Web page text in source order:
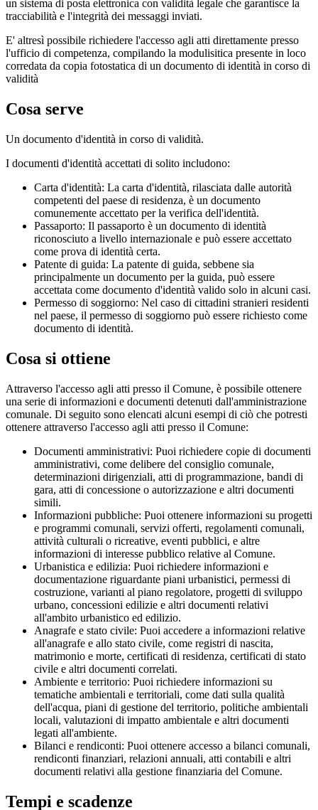
un sistema di posta elettronica con validità legale che garantisce la
tracciabilità e l'integrità dei messaggi inviati.
E' altresì possibile richiedere l'accesso agli atti direttamente presso
l'ufficio di competenza, compilando la modulisitica presente in loco
corredata da copia fotostatica di un documento di identità in corso di
validità
Cosa serve
Un documento d'identità in corso di validità.
I documenti d'identità accettati di solito includono:
Carta d'identità: La carta d'identità, rilasciata dalle autorità
competenti del paese di residenza, è un documento
comunemente accettato per la verifica dell'identità.
Passaporto: Il passaporto è un documento di identità
riconosciuto a livello internazionale e può essere accettato
come prova di identità certa.
Patente di guida: La patente di guida, sebbene sia
principalmente un documento per la guida, può essere
accettata come documento d'identità valido solo in alcuni casi.
Permesso di soggiorno: Nel caso di cittadini stranieri residenti
nel paese, il permesso di soggiorno può essere richiesto come
documento di identità.
Cosa si ottiene
Attraverso l'accesso agli atti presso il Comune, è possibile ottenere
una serie di informazioni e documenti detenuti dall'amministrazione
comunale. Di seguito sono elencati alcuni esempi di ciò che potresti
ottenere attraverso l'accesso agli atti presso il Comune:
Documenti amministrativi: Puoi richiedere copie di documenti
amministrativi, come delibere del consiglio comunale,
determinazioni dirigenziali, atti di programmazione, bandi di
gara, atti di concessione o autorizzazione e altri documenti
simili.
Informazioni pubbliche: Puoi ottenere informazioni su progetti
e programmi comunali, servizi offerti, regolamenti comunali,
attività culturali o ricreative, eventi pubblici, e altre
informazioni di interesse pubblico relative al Comune.
Urbanistica e edilizia: Puoi richiedere informazioni e
documentazione riguardante piani urbanistici, permessi di
costruzione, varianti al piano regolatore, progetti di sviluppo
urbano, concessioni edilizie e altri documenti relativi
all'ambito urbanistico ed edilizio.
Anagrafe e stato civile: Puoi accedere a informazioni relative
all'anagrafe e allo stato civile, come registri di nascita,
matrimonio e morte, certificati di residenza, certificati di stato
civile e altri documenti correlati.
Ambiente e territorio: Puoi richiedere informazioni su
tematiche ambientali e territoriali, come dati sulla qualità
dell'acqua, piani di gestione del territorio, politiche ambientali
locali, valutazioni di impatto ambientale e altri documenti
legati all'ambiente.
Bilanci e rendiconti: Puoi ottenere accesso a bilanci comunali,
rendiconti finanziari, relazioni annuali, atti contabili e altri
documenti relativi alla gestione finanziaria del Comune.
Tempi e scadenze